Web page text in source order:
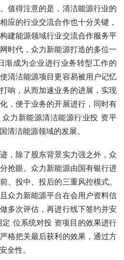
值得注意的是，清洁能源行业的
应的行业交流合作也十分关键，
建能源领域行业交流合作服务平
时代，众力新能源打造的多位一
渐成为企业进行业务转型工作的
清洁能源项目更容易被用户记忆
响，从而加速业务的进展，实现
，便于业务的开展进行，同时有
力新能源清洁能源行业投 资平
清洁能源领域的发展。
，除了股东背景实力强之外，众
抢眼。众力新能源由国有银行进
、投中、投后的三重风控模式。
众力新能源平台在会用户资料信
多次评估，再进行线下签约并安
位系统对投 资项目的效果进行
格把关最后获利的效果，通过方
全性。